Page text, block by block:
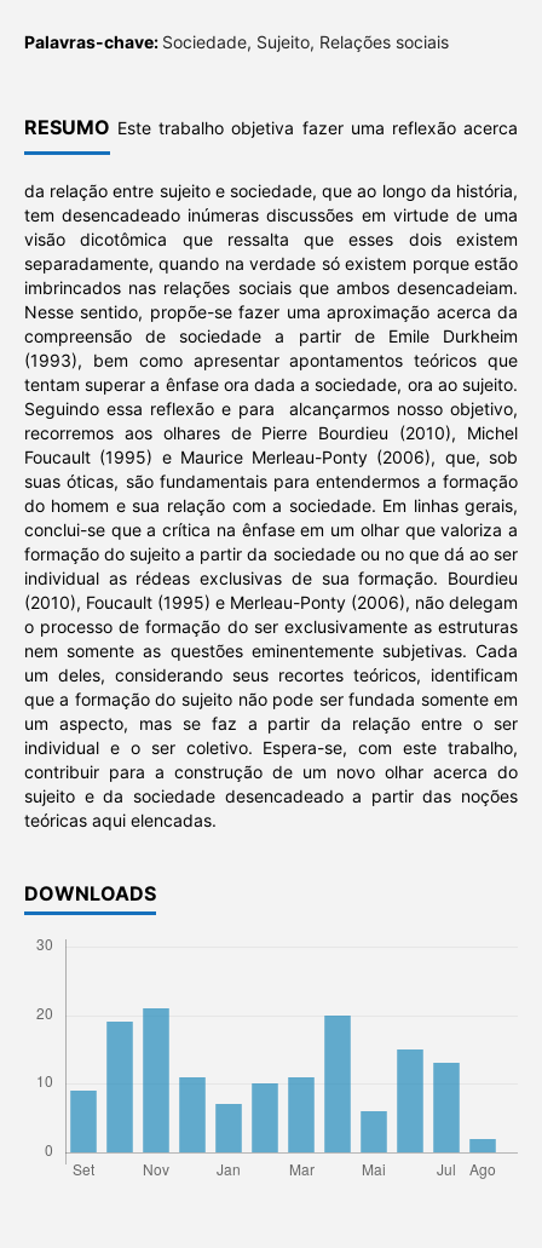
Palavras-chave: Sociedade, Sujeito, Relações sociais
RESUMO Este trabalho objetiva fazer uma reflexão acerca
da relação entre sujeito e sociedade, que ao longo da história,
tem desencadeado inúmeras discussões em virtude de uma
visão dicotômica que ressalta que esses dois existem
separadamente, quando na verdade só existem porque estão
imbrincados nas relações sociais que ambos desencadeiam.
Nesse sentido, propõe-se fazer uma aproximação acerca da
compreensão de sociedade a partir de Emile Durkheim
(1993), bem como apresentar apontamentos teóricos que
tentam superar a ênfase ora dada a sociedade, ora ao sujeito.
Seguindo essa reflexão e para alcançarmos nosso objetivo,
recorremos aos olhares de Pierre Bourdieu (2010), Michel
Foucault (1995) e Maurice Merleau-Ponty (2006), que, sob
suas óticas, são fundamentais para entendermos a formação
do homem e sua relação com a sociedade. Em linhas gerais,
conclui-se que a crítica na ênfase em um olhar que valoriza a
formação do sujeito a partir da sociedade ou no que dá ao ser
individual as rédeas exclusivas de sua formação. Bourdieu
(2010), Foucault (1995) e Merleau-Ponty (2006), não delegam
o processo de formação do ser exclusivamente as estruturas
nem somente as questões eminentemente subjetivas. Cada
um deles, considerando seus recortes teóricos, identificam
que a formação do sujeito não pode ser fundada somente em
um aspecto, mas se faz a partir da relação entre o ser
individual e o ser coletivo. Espera-se, com este trabalho,
contribuir para a construção de um novo olhar acerca do
sujeito e da sociedade desencadeado a partir das noções
teóricas aqui elencadas.
DOWNLOADS